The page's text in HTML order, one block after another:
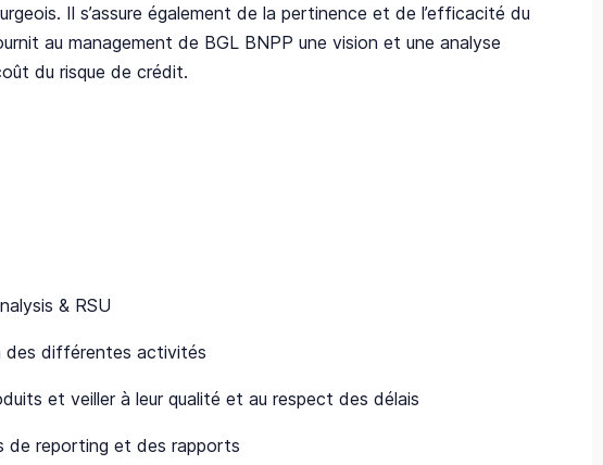
Il s’assure également de la pertinence et de l’efficacité du
au management de BGL BNPP une vision et une analyse
du risque de crédit.
& RSU
différentes activités
et veiller à leur qualité et au respect des délais
de reporting et des rapports